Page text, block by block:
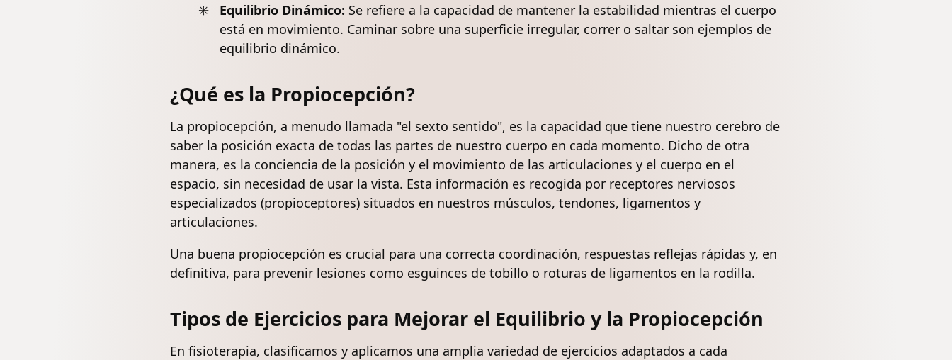
Equilibrio Dinámico: Se refiere a la capacidad de mantener la estabilidad mientras el cuerpo
está en movimiento. Caminar sobre una superficie irregular, correr o saltar son ejemplos de
equilibrio dinámico.
¿Qué es la Propiocepción?
La propiocepción, a menudo llamada "el sexto sentido", es la capacidad que tiene nuestro cerebro de
saber la posición exacta de todas las partes de nuestro cuerpo en cada momento. Dicho de otra
manera, es la conciencia de la posición y el movimiento de las articulaciones y el cuerpo en el
espacio, sin necesidad de usar la vista. Esta información es recogida por receptores nerviosos
especializados (propioceptores) situados en nuestros músculos, tendones, ligamentos y
articulaciones.
Una buena propiocepción es crucial para una correcta coordinación, respuestas reflejas rápidas y, en
definitiva, para prevenir lesiones como esguinces de tobillo o roturas de ligamentos en la rodilla.
Tipos de Ejercicios para Mejorar el Equilibrio y la Propiocepción
En fisioterapia, clasificamos y aplicamos una amplia variedad de ejercicios adaptados a cada